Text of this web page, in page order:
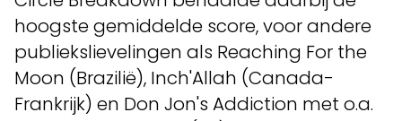
hoogste gemiddelde score, voor andere
publiekslievelingen als Reaching For the
Moon (Brazilië), Inch'Allah (Canada-
Frankrijk) en Don Jon's Addiction met o.a.